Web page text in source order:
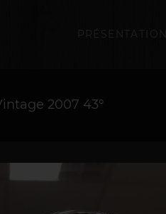
PRÉSENTATION
2007 43°